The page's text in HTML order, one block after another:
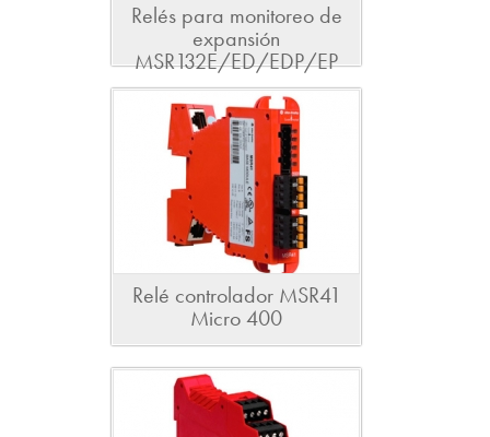
Relés para monitoreo de
expansión
MSR132E/ED/EDP/EP
Relé controlador MSR41
Micro 400